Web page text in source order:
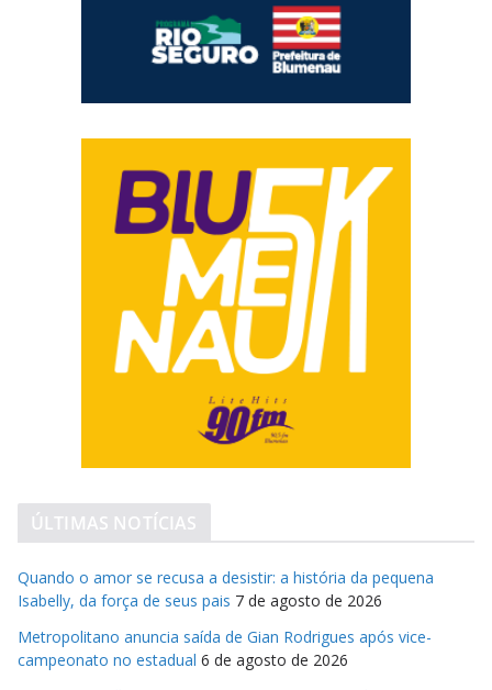
ÚLTIMAS NOTÍCIAS
Quando o amor se recusa a desistir: a história da pequena
Isabelly, da força de seus pais 7 de agosto de 2026
Metropolitano anuncia saída de Gian Rodrigues após vice-
campeonato no estadual 6 de agosto de 2026